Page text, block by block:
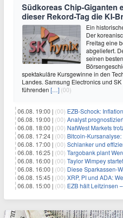
Südkoreas Chip-Giganten
dieser Rekord-Tag die KI-
Ein
Der
Freitag eine
abgeliefert.
seinen
spektakuläre Kursgewinne in den
Landes. Samsung Electronics und
führenden […] (00)
06.08. 19:00 | (00) EZB-Schock: Inflation bleibt
06.08. 19:00 | (00) Analyst prognostiziert Ethereum-
06.08. 18:00 | (00) NatWest Markets trotzt
06.08. 17:24 | (00) Bitcoin-Kursanalyse: BTC kämpft mit
06.08. 17:00 | (00) Schlanker und effizienter: Allianz
06.08. 16:25 | (00) Targobank plant
06.08. 16:00 | (00) Taylor Wimpey startet 41,9 Millionen
06.08. 16:00 | (00) Diese Sparkassen-Werbung
06.08. 15:45 | (00) XRP, PI und ADA: Welche
06.08. 15:00 | (00) EZB hält Leitzinsen – doch Bauzinsen